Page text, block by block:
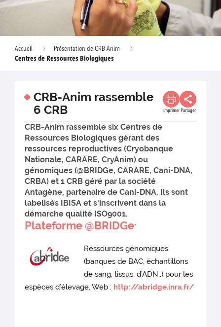
Accueil
Présentation de CRB-Anim
Centres de Ressources Biologiques
CRB-Anim rassemble
6 CRB
Imprimer Partager
CRB-Anim rassemble six Centres de
Ressources Biologiques gérant des
ressources reproductives (Cryobanque
Nationale, CARARE, CryAnim) ou
génomiques (@BRIDGe, CARARE, Cani-DNA,
CRBA) et 1 CRB géré par la société
Antagène, partenaire de Cani-DNA. Ils sont
labelisés IBISA et s'inscrivent dans la
démarche qualité ISO9001.
Plateforme @BRIDGe*
Ressources génomiques
(banques de BAC, échantillons
de sang, tissus, d’ADN..) pour les
espèces d’élevage. Web : http://abridge.inra.fr/